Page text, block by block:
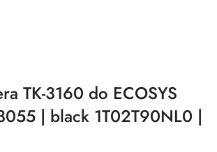
TK-3160 do ECOSYS
| black 1T02T90NL0 |